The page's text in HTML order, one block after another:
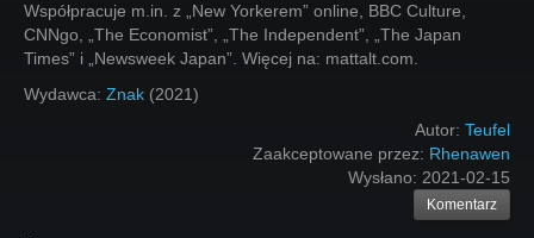
Współpracuje m.in. z „New Yorkerem” online, BBC Culture,
CNNgo, „The Economist”, „The Independent”, „The Japan
Times” i „Newsweek Japan”. Więcej na: mattalt.com.
Wydawca: Znak (2021)
Autor: Teufel
Zaakceptowane przez: Rhenawen
Wysłano: 2021-02-15
Komentarz